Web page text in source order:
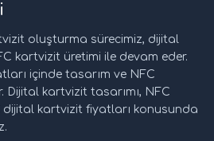
oluşturma sürecimiz, dijital
kartvizit üretimi ile devam eder.
içinde tasarım ve NFC
Dijital kartvizit tasarımı, NFC
dijital kartvizit fiyatları konusunda